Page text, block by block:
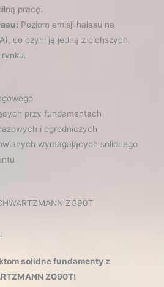
pracę.
Poziom emisji hałasu na
co czyni ją jedną z cichszych
przy fundamentach
i ogrodniczych
wymagających solidnego
ZG90T
solidne fundamenty z
ZG90T!